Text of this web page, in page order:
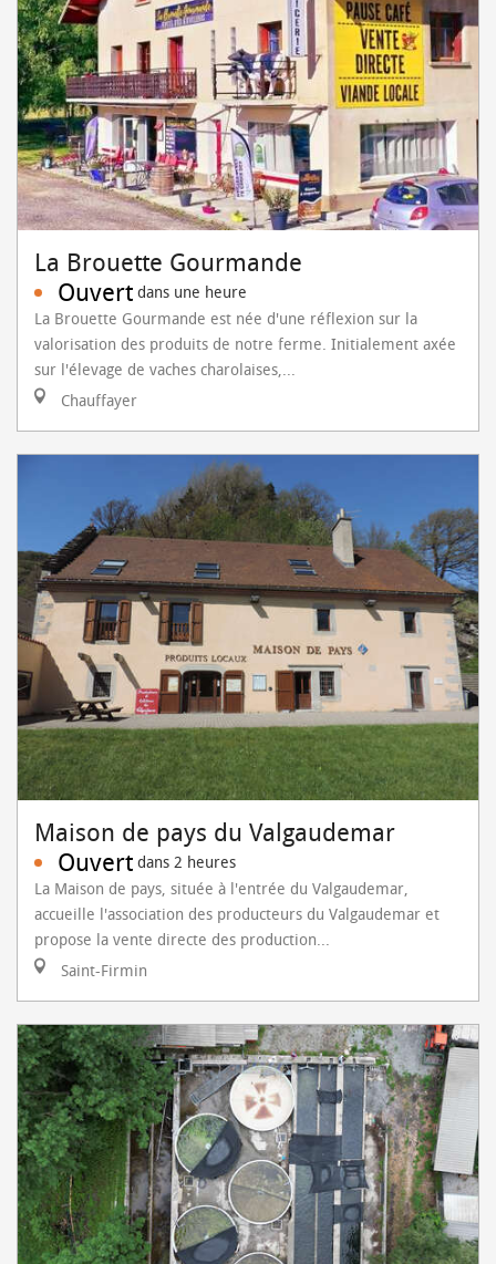
La Brouette Gourmande
Ouvert dans une heure
La Brouette Gourmande est née d'une réflexion sur la
valorisation des produits de notre ferme. Initialement axée
sur l'élevage de vaches charolaises,...
Chauffayer
Maison de pays du Valgaudemar
Ouvert dans 2 heures
La Maison de pays, située à l'entrée du Valgaudemar,
accueille l'association des producteurs du Valgaudemar et
propose la vente directe des production...
Saint-Firmin